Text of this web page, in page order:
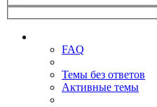
FAQ
Темы без ответов
Активные темы